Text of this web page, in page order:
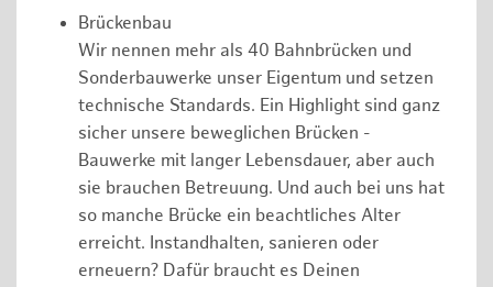
Brückenbau
Wir nennen mehr als 40 Bahnbrücken und
Sonderbauwerke unser Eigentum und setzen
technische Standards. Ein Highlight sind ganz
sicher unsere beweglichen Brücken -
Bauwerke mit langer Lebensdauer, aber auch
sie brauchen Betreuung. Und auch bei uns hat
so manche Brücke ein beachtliches Alter
erreicht. Instandhalten, sanieren oder
erneuern? Dafür braucht es Deinen